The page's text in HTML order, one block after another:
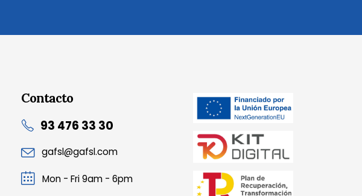
Contacto
93 476 33 30
gafsl@gafsl.com
Mon - Fri 9am - 6pm